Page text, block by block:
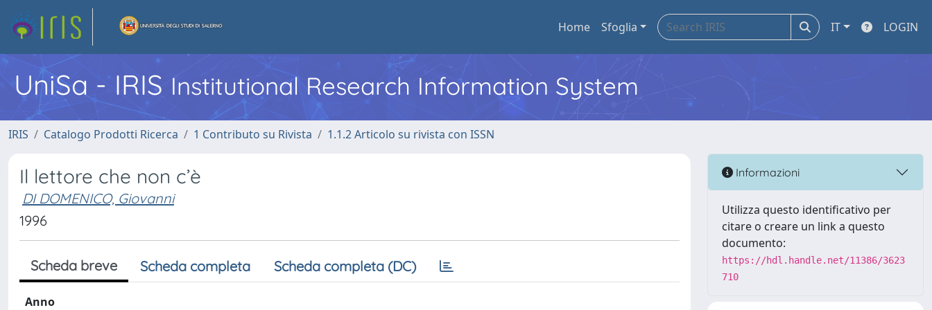
Home Sfoglia IT LOGIN
UniSa - IRIS Institutional Research Information System
IRIS Catalogo Prodotti Ricerca 1 Contributo su Rivista 1.1.2 Articolo su rivista con ISSN
Il lettore che non c’è
DI DOMENICO, Giovanni
1996
Scheda breve Scheda completa Scheda completa (DC)
Anno
Informazioni
Utilizza questo identificativo per
citare o creare un link a questo
documento:
https://hdl.handle.net/11386/3623
710